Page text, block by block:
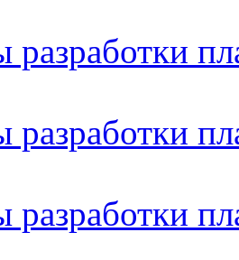
разработки
разработки
разработки